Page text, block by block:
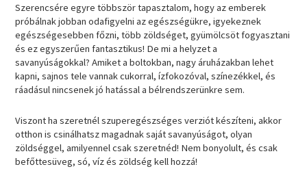
Szerencsére egyre többször tapasztalom, hogy az emberek
próbálnak jobban odafigyelni az egészségükre, igyekeznek
egészségesebben főzni, több zöldséget, gyümölcsöt fogyasztani
és ez egyszerűen fantasztikus! De mi a helyzet a
savanyúságokkal? Amiket a boltokban, nagy áruházakban lehet
kapni, sajnos tele vannak cukorral, ízfokozóval, színezékkel, és
ráadásul nincsenek jó hatással a bélrendszerünkre sem.
Viszont ha szeretnél szuperegészséges verziót készíteni, akkor
otthon is csinálhatsz magadnak saját savanyúságot, olyan
zöldséggel, amilyennel csak szeretnéd! Nem bonyolult, és csak
befőttesüveg, só, víz és zöldség kell hozzá!